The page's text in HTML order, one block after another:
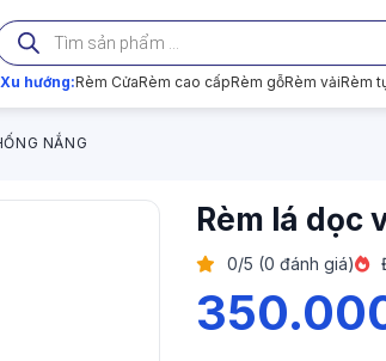
phẩm
Xu hướng:Rèm CửaRèm cao cấpRèm gỗRèm vảiRèm
NẮNG
Rèm lá dọc
0/5 (0 đánh giá)